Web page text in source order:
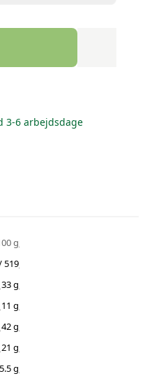
3-6 arbejdsdage
g
519
33 g
11 g
42 g
21 g
5.5 g